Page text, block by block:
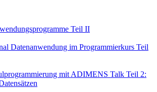
Teil II
Datenanwendung im Programmierkurs Teil
mit ADIMENS Talk Teil 2: